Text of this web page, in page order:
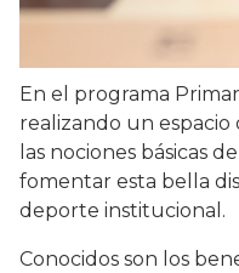
En el programa
realizando un
las nociones básicas
fomentar esta bella
deporte institucional.
Conocidos son los